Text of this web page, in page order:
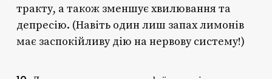
тракту, а також зменшує хвилювання та
депресію. (Навіть один лиш запахлимонів
має заспокійливу дію на нервову систему!)